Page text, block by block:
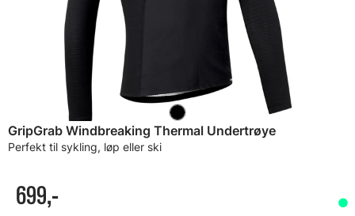
GripGrab Windbreaking Thermal Undertrøye
Perfekt til sykling, løp eller ski
699,-